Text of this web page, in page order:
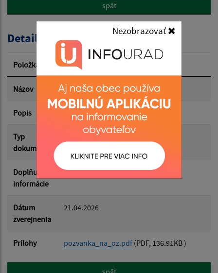
Nezobrazovať
Popis:
Dátum zverejnenia od:
Dátum zverejnenia do:
späť
Detail úradného dokumentu
Položka Informácia
Názov Pozvánka na obecné zastupiteľstvo
Popis Pozvánka na obecné zastupiteľstvo
Typ
dokumentu
Zasadnutia OZ
Doplňujúce
informácie
Dátum
zverejnenia
21.04.2026
Prílohy pozvanka_na_oz.pdf (PDF, 136.91KB )